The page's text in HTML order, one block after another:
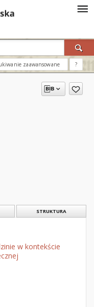
zaawansowane ?
STRUKTURA
w kontekście